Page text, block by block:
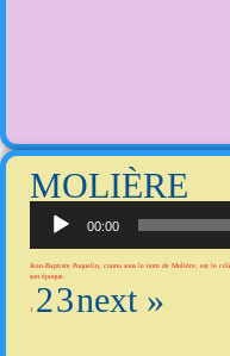
MOLIÈRE
00:00
Jean-Baptiste Poquelin, connu sous le nom de Molière, est le
son époque.
1 23next »